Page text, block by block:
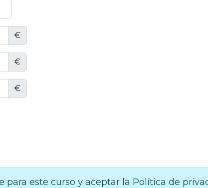
€
€
€
para este curso y aceptar la Política de